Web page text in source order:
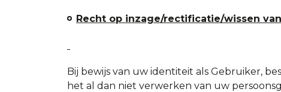
Recht op inzage/rectificatie/wissen
Bij bewijs van uw identiteit als Gebruiker,
het al dan niet verwerken van uw